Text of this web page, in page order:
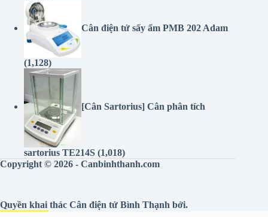
Cân điện tử sấy ẩm PMB 202 Adam
(1,128)
[Cân Sartorius] Cân phân tích
sartorius TE214S (1,018)
Copyright © 2026 - Canbinhthanh.com
Quyền khai thác Cân điện tử Bình Thạnh bởi.